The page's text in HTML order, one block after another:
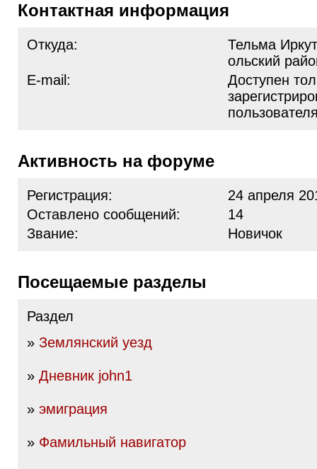
Контактная информация
Откуда:
Тельма
ольский
E-mail:
Доступен
Активность на форуме
Регистрация:
24 апреля
Оставлено сообщений:
14
Звание:
Новичок
Посещаемые разделы
Раздел
» Землянский уезд
» Дневник john1
» эмиграция
» Фамильный навигатор